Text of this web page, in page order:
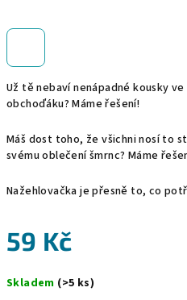
Už tě nebaví nenápadné kousky
obchoďáku? Máme řešení!
Máš dost toho, že všichni nosí to
svému oblečení šmrnc? Máme
Nažehlovačka je přesně to, co
59 Kč
cena:
Skladem (>5 ks)